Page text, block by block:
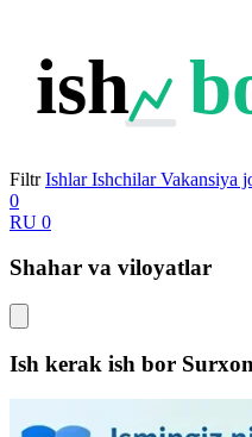
ish
Filtr Ishlar Ishchilar Vakansiya
0
RU 0
Shahar va viloyatlar
Ish kerak ish bor